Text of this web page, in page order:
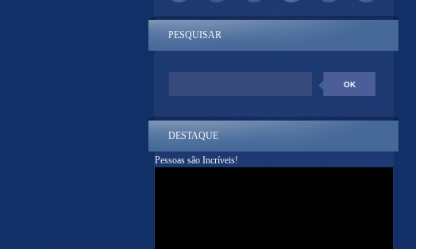
PESQUISAR
DESTAQUE
Pessoas são Incríveis!